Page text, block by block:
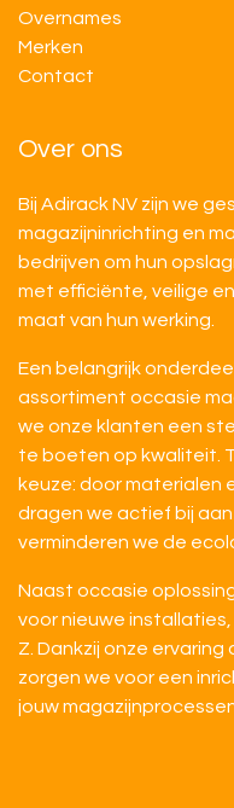
Overnames
M​​erken
Contact
Over ons
Bij Adirack NV zijn we
magazijninrichting en
bedrijven om hun
met efficiënte, veilige
maat van hun werking.
Een belangrijk
assortiment occasie
we onze klanten een
te boeten op kwaliteit.
keuze: door materialen
dragen we actief bij
verminderen we de
Naast occasie
voor nieuwe
Z. Dankzij onze
zorgen we voor een
jouw